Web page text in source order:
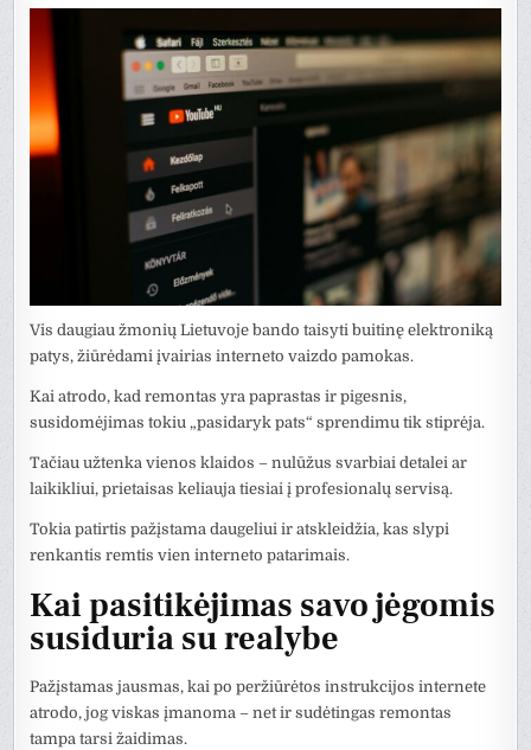
Vis daugiau žmonių Lietuvoje bando taisyti buitinę elektroniką
patys, žiūrėdami įvairias interneto vaizdo pamokas.
Kai atrodo, kad remontas yra paprastas ir pigesnis,
susidomėjimas tokiu „pasidaryk pats“ sprendimu tik stiprėja.
Tačiau užtenka vienos klaidos – nulūžus svarbiai detalei ar
laikikliui, prietaisas keliauja tiesiai į profesionalų servisą.
Tokia patirtis pažįstama daugeliui ir atskleidžia, kas slypi
renkantis remtis vien interneto patarimais.
Kai pasitikėjimas savo jėgomis
susiduria su realybe
Pažįstamas jausmas, kai po peržiūrėtos instrukcijos internete
atrodo, jog viskas įmanoma – net ir sudėtingas remontas
tampa tarsi žaidimas.